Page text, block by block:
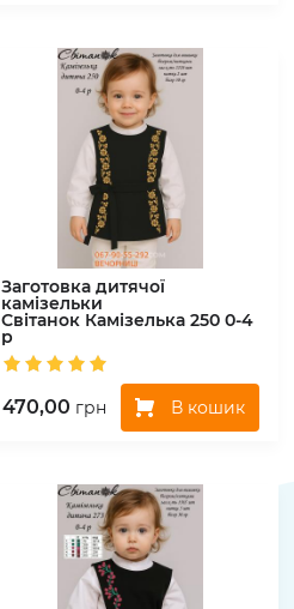
Заготовка дитячої
камізельки
Світанок Камізелька 250 0-4
р
470,00 грн В кошик